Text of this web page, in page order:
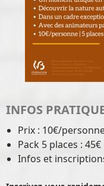
INFOS
Prix : 10€/
Pack 5 places : 45€
Infos et